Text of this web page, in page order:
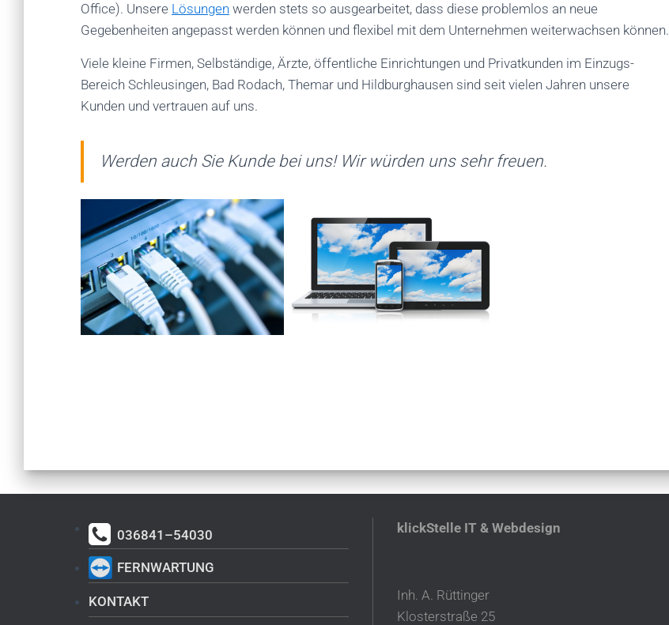
Office). Unsere Lösungen werden stets so ausgearbeitet, dass diese problemlos an neue
Gegebenheiten angepasst werden können und flexibel mit dem Unternehmen weiterwachsen können.
Viele kleine Firmen, Selbständige, Ärzte, öffentliche Einrichtungen und Privatkunden im Einzugs-
Bereich Schleusingen, Bad Rodach, Themar und Hildburghausen sind seit vielen Jahren unsere
Kunden und vertrauen auf uns.
Werden auch Sie Kunde bei uns! Wir würden uns sehr freuen.
036841–54030
FERNWARTUNG
KONTAKT
klickStelle IT & Webdesign
Inh. A. Rüttinger
Klosterstraße 25